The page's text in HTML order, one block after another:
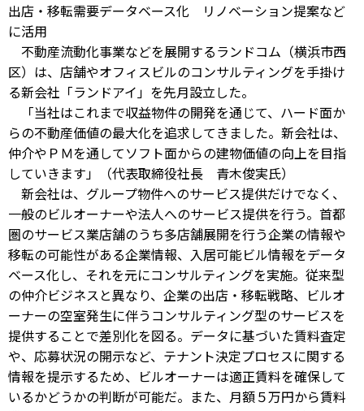
出店・移転需要データベース化 リノベーション提案など
に活用
不動産流動化事業などを展開するランドコム（横浜市西
区）は、店舗やオフィスビルのコンサルティングを手掛け
る新会社「ランドアイ」を先月設立した。
「当社はこれまで収益物件の開発を通じて、ハード面か
らの不動産価値の最大化を追求してきました。新会社は、
仲介やＰＭを通してソフト面からの建物価値の向上を目指
していきます」（代表取締役社長 青木俊実氏）
新会社は、グループ物件へのサービス提供だけでなく、
一般のビルオーナーや法人へのサービス提供を行う。首都
圏のサービス業店舗のうち多店舗展開を行う企業の情報や
移転の可能性がある企業情報、入居可能ビル情報をデータ
ベース化し、それを元にコンサルティングを実施。従来型
の仲介ビジネスと異なり、企業の出店・移転戦略、ビルオ
ーナーの空室発生に伴うコンサルティング型のサービスを
提供することで差別化を図る。データに基づいた賃料査定
や、応募状況の開示など、テナント決定プロセスに関する
情報を提示するため、ビルオーナーは適正賃料を確保して
いるかどうかの判断が可能だ。また、月額５万円から賃料